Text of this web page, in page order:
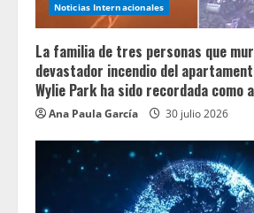
Noticias Internacionales
La familia de tres personas que
devastador incendio del
Wylie Park ha sido recordada como
Ana Paula García 30 julio 2026